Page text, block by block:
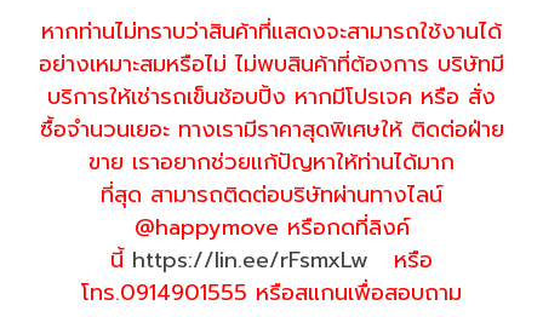
หากท่านไม่ทราบว่าสินค้าที่แสดงจะสามารถใช้งานได้
อย่างเหมาะสมหรือไม่ ไม่พบสินค้าที่ต้องการ บริษัทมี
บริการให้เช่ารถเข็นช้อบปิ้ง หากมีโปรเจค หรือ สั่ง
ซื้อจำนวนเยอะ ทางเรามีราคาสุดพิเศษให้ ติดต่อฝ่าย
ขาย เราอยากช่วยแก้ปัญหาให้ท่านได้มาก
ที่สุด สามารถติดต่อบริษัทผ่านทางไลน์
@happymove หรือกดที่ลิงค์
นี้ https://lin.ee/rFsmxLw หรือ
โทร.0914901555 หรือสแกนเพื่อสอบถาม